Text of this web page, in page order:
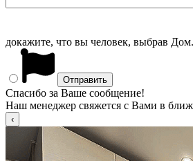
докажите, что вы человек, выбрав Дом.
Спасибо за Ваше сообщение!
Наш менеджер свяжется с Вами в